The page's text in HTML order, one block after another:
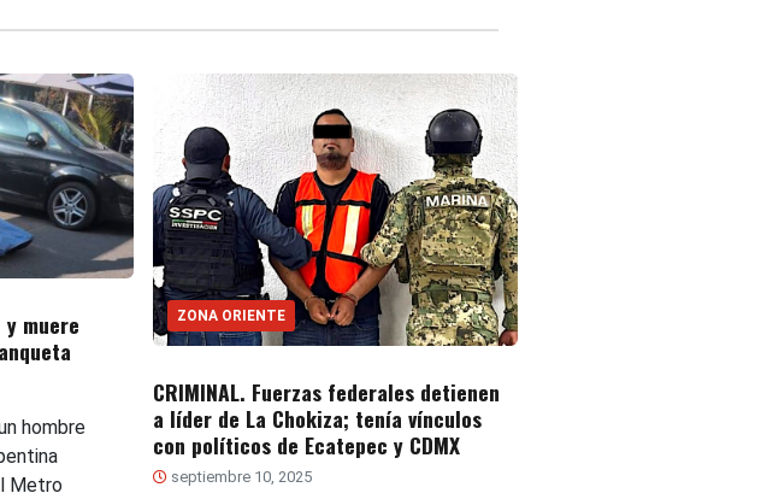
y muere
hombre
Metro
ZONA ORIENTE
CRIMINAL. Fuerzas federales detienen
a líder de La Chokiza; tenía vínculos
con políticos de Ecatepec y CDMX
septiembre 10, 2025